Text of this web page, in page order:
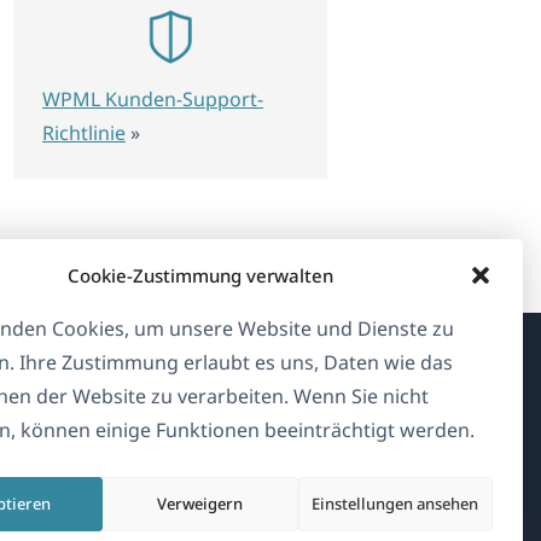
Cookie-Zustimmung verwalten
Cookies, um unsere Website und Dienste zu
Ihre Zustimmung erlaubt es uns, Daten wie das
der Website zu verarbeiten. Wenn Sie nicht
können einige Funktionen beeinträchtigt werden.
Verweigern Einstellungen ansehen
WPML Kunden-Support-
Richtlinie »
Über WPML
DSGVO & Datenschutzrichtlinie
Unserem Team beitreten
in